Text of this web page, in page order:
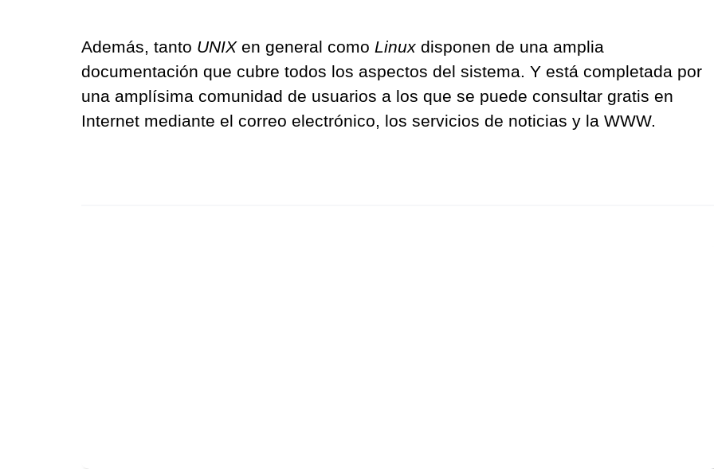
Además, tanto UNIXen general como Linux disponen de una amplia
documentación que cubre todos los aspectos del sistema. Y está completada por
una amplísima comunidad de usuarios a los que se puede consultar gratis en
Internet mediante el correo electrónico, los servicios de noticias y la WWW.